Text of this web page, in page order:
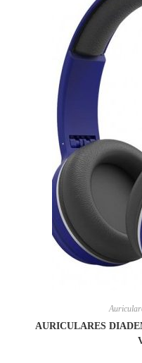
AURICULARES